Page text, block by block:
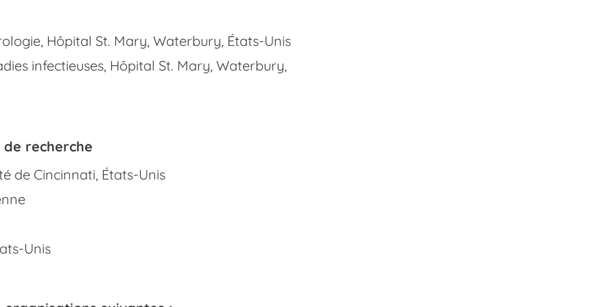
Hôpital St. Mary, Waterbury, États-Unis
infectieuses, Hôpital St. Mary, Waterbury,
recherche
de Cincinnati, États-Unis
Unis